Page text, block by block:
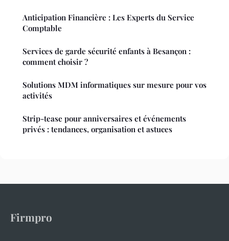
Anticipation Financière : Les Experts du Service
Comptable
Services de garde sécurité enfants à Besançon :
comment choisir ?
Solutions MDM informatiques sur mesure pour vos
activités
Strip-tease pour anniversaires et événements
privés : tendances, organisation et astuces
Firmpro